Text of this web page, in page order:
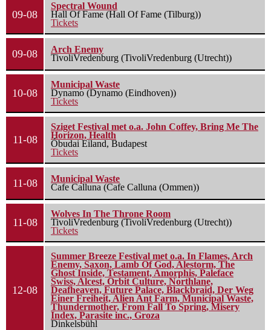
09-08
Spectral Wound
Hall Of Fame (Hall Of Fame (Tilburg))
Tickets
09-08
Arch Enemy
TivoliVredenburg (TivoliVredenburg (Utrecht))
10-08
Municipal Waste
Dynamo (Dynamo (Eindhoven))
Tickets
11-08
Sziget Festival met o.a. John Coffey, Bring Me The
Horizon, Health
Óbudai Eiland, Budapest
Tickets
11-08
Municipal Waste
Cafe Calluna (Cafe Calluna (Ommen))
11-08
Wolves In The Throne Room
TivoliVredenburg (TivoliVredenburg (Utrecht))
Tickets
12-08
Summer Breeze Festival met o.a. In Flames, Arch
Enemy, Saxon, Lamb Of God, Alestorm, The
Ghost Inside, Testament, Amorphis, Paleface
Swiss, Alcest, Orbit Culture, Northlane,
Deafheaven, Future Palace, Blackbraid, Der Weg
Einer Freiheit, Alien Ant Farm, Municipal Waste,
Thundermother, From Fall To Spring, Misery
Index, Parasite inc., Groza
Dinkelsbühl